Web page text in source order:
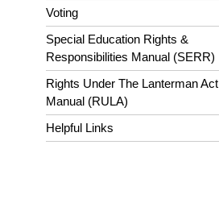
Voting
Special Education Rights &
Responsibilities Manual (SERR)
Rights Under The Lanterman Act
Manual (RULA)
Helpful Links